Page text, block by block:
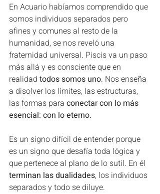
En Acuario habíamos comprendido que
somos individuos separados pero
afines y comunes al resto de la
humanidad, se nos reveló una
fraternidad universal. Piscis va un paso
más allá y es consciente que en
realidad todos somos uno. Nos enseña
a disolver los límites, las estructuras,
las formas para conectar con lo más
esencial: con lo eterno.
Es un signo difícil de entender porque
es un signo que desafía toda lógica y
que pertenece al plano de lo sutil. En él
terminan las dualidades, los individuos
separados y todo se diluye.